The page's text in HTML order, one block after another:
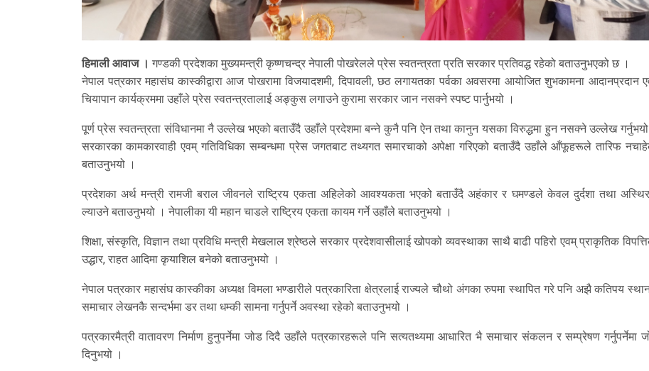
हिमाली आवाज । गण्डकी प्रदेशका मुख्यमन्त्री कृष्णचन्द्र नेपाली पोखरेलले प्रेस स्वतन्त्रता प्रति सरकार प्रतिवद्ध रहेको बताउनुभएको छ ।
नेपाल पत्रकार महासंघ कास्कीद्वारा आज पोखरामा विजयादशमी, दिपावली, छठ लगायतका पर्वका अवसरमा आयोजित शुभकामना आदानप्रदान
चियापान कार्यक्रममा उहाँले प्रेस स्वतन्त्रतालाई अङ्कुस लगाउने कुरामा सरकार जान नसक्ने स्पष्ट पार्नुभयो ।
पूर्ण प्रेस स्वतन्त्रता संविधानमा नै उल्लेख भएको बताउँदै उहाँले प्रदेशमा बन्ने कुनै पनि ऐन तथा कानुन यसका विरुद्धमा हुन नसक्ने उल्लेख
सरकारका कामकारवाही एवम् गतिविधिका सम्बन्धमा प्रेस जगतबाट तथ्यगत समारचाको अपेक्षा गरिएको बताउँदै उहाँले आँफूहरूले तारिफ
बताउनुभयो ।
प्रदेशका अर्थ मन्त्री रामजी बराल जीवनले राष्ट्रिय एकता अहिलेको आवश्यकता भएको बताउँदै अहंकार र घमण्डले केवल दुर्दशा तथा
ल्याउने बताउनुभयो । नेपालीका यी महान चाडले राष्ट्रिय एकता कायम गर्ने उहाँले बताउनुभयो ।
शिक्षा, संस्कृति, विज्ञान तथा प्रविधि मन्त्री मेखलाल श्रेष्ठले सरकार प्रदेशवासीलाई खोपको व्यवस्थाका साथै बाढी पहिरो एवम् प्राकृतिक
उद्धार, राहत आदिमा कृयाशिल बनेको बताउनुभयो ।
नेपाल पत्रकार महासंघ कास्कीका अध्यक्ष विमला भण्डारीले पत्रकारिता क्षेत्रलाई राज्यले चौथो अंगका रुपमा स्थापित गरे पनि अझै कतिपय
समाचार लेखनकै सन्दर्भमा डर तथा धम्की सामना गर्नुपर्ने अवस्था रहेको बताउनुभयो ।
पत्रकारमैत्री वातावरण निर्माण हुनुपर्नेमा जोड दिदै उहाँले पत्रकारहरूले पनि सत्यतथ्यमा आधारित भै समाचार संकलन र सम्प्रेषण गर्नुपर्नेमा
दिनुभयो ।